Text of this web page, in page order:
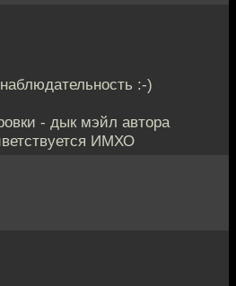
:-)
- дык мэйл автора
ИМХО